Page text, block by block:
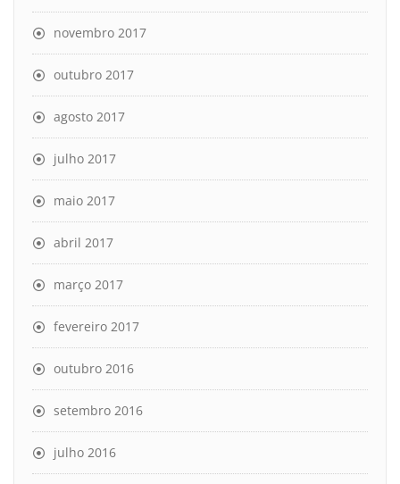
novembro 2017
outubro 2017
agosto 2017
julho 2017
maio 2017
abril 2017
março 2017
fevereiro 2017
outubro 2016
setembro 2016
julho 2016